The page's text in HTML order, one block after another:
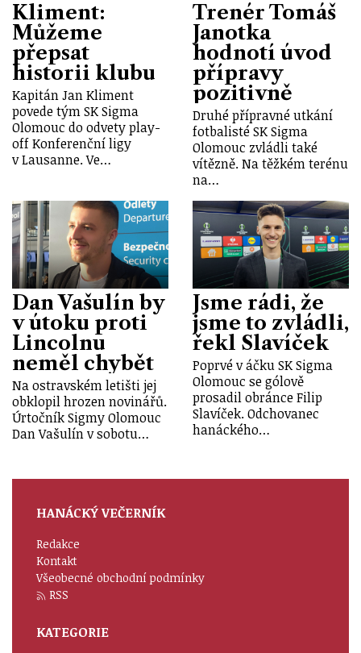
Kliment:
Můžeme
přepsat
historii klubu
Kapitán Jan Kliment
povede tým SK Sigma
Olomouc do odvety play-
off Konferenční ligy
v Lausanne. Ve…
Trenér Tomáš
Janotka
hodnotí úvod
přípravy
pozitivně
Druhé přípravné utkání
fotbalisté SK Sigma
Olomouc zvládli také
vítězně. Na těžkém terénu
na…
Dan Vašulín by
v útoku proti
Lincolnu
neměl chybět
Na ostravském letišti jej
obklopil hrozen novinářů.
Úrtočník Sigmy Olomouc
Dan Vašulín v sobotu…
Jsme rádi, že
jsme to zvládli,
řekl Slavíček
Poprvé v áčku SK Sigma
Olomouc se gólově
prosadil obránce Filip
Slavíček. Odchovanec
hanáckého…
HANÁCKÝ VEČERNÍK
Redakce
Kontakt
Všeobecné obchodní podmínky
RSS
KATEGORIE